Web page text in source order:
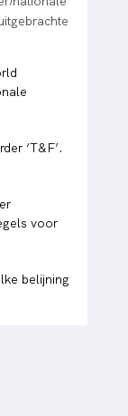
‘T&F’.
voor
belijning